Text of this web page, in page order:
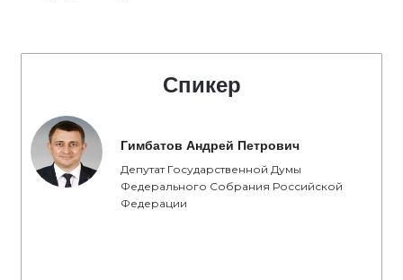
Спикер
Гимбатов Андрей Петрович
Депутат Государственной Думы
Федерального Собрания Российской
Федерации